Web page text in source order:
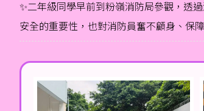
✨二年級同學早前到粉嶺消防局參觀，透
安全的重要性，也對消防員奮不顧身、保